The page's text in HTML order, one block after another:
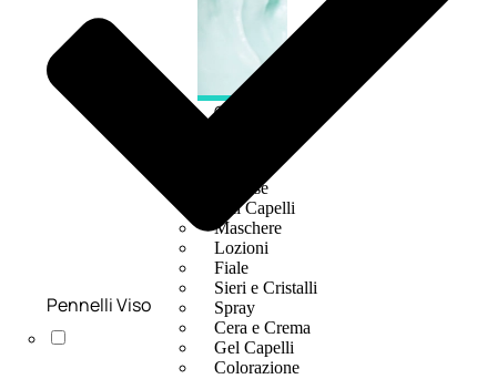
CAPELLI
Balsamo
Mousse
Olii Capelli
Maschere
Lozioni
Fiale
Sieri e Cristalli
Spray
Cera e Crema
Gel Capelli
Colorazione
Pennelli Viso